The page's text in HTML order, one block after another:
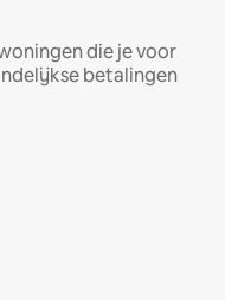
die je voor
betalingen